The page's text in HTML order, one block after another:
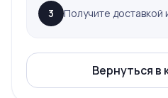
3 Получите доставкой
Вернуться в